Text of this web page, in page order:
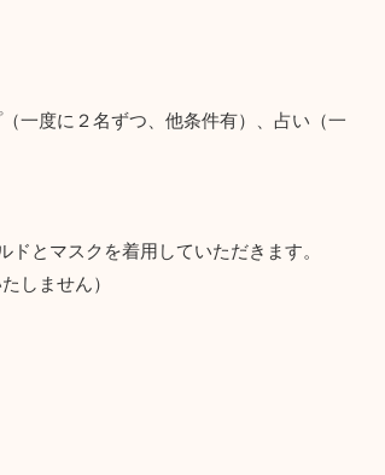
一度に２名ずつ、他条件有）、占い（一
とマスクを着用していただきます。
しません）